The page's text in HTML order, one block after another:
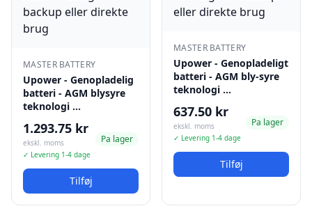
MASTER BATTERY
Upower - Genopladelig
batteri - AGM blysyre
teknologi …
1.293.75 kr
ekskl. moms
✓ Levering 1-4 dage
Pa lager
Tilføj
MASTER BATTERY
Upower - Genopladeligt
batteri - AGM bly-syre
teknologi …
637.50 kr
ekskl. moms
✓ Levering 1-4 dage
Pa lager
Tilføj